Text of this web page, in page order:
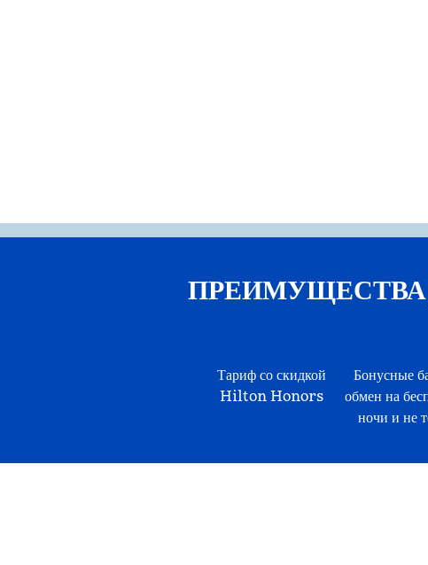
ПРЕИМУЩЕСТВА
Тариф со скидкой
Hilton Honors
Бонусные
обмен на
ночи и не